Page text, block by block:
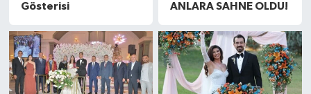
Gösterisi
ANLARA SAHNE OLDU!